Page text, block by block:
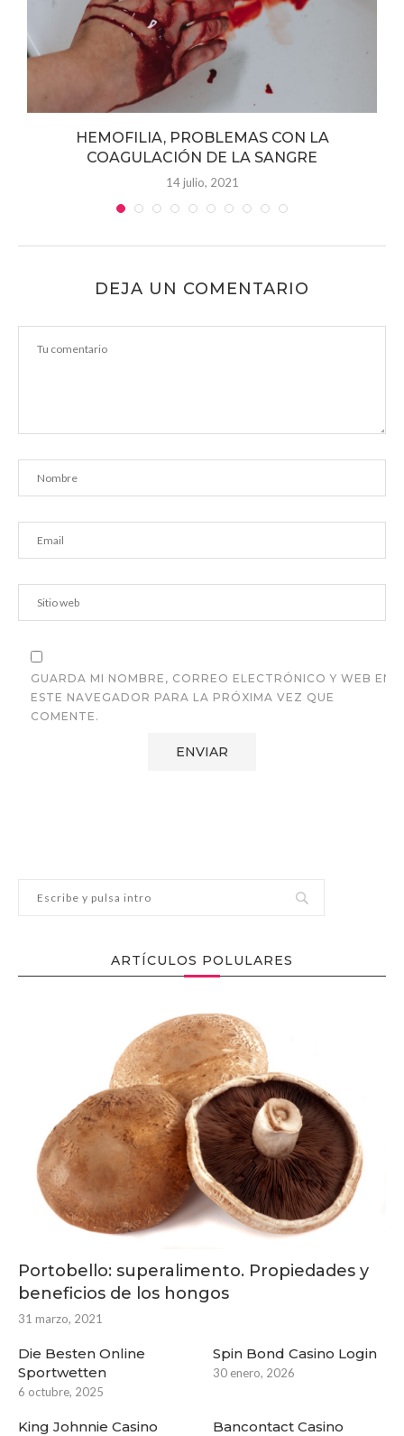
HEMOFILIA, PROBLEMAS CON LA
COAGULACIÓN DE LA SANGRE
14 julio, 2021
DEJA UN COMENTARIO
GUARDA MI NOMBRE, CORREO ELECTRÓNICO Y WEB EN
ESTE NAVEGADOR PARA LA PRÓXIMA VEZ QUE
COMENTE.
ARTÍCULOS POLULARES
Portobello: superalimento. Propiedades y
beneficios de los hongos
31 marzo, 2021
Die Besten Online
Sportwetten
6 octubre, 2025
Spin Bond Casino Login
30 enero, 2026
King Johnnie Casino Bancontact Casino